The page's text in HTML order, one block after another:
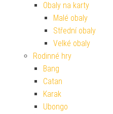
Obaly na karty
Malé obaly
Střední obaly
Velké obaly
Rodinné hry
Bang
Catan
Karak
Ubongo